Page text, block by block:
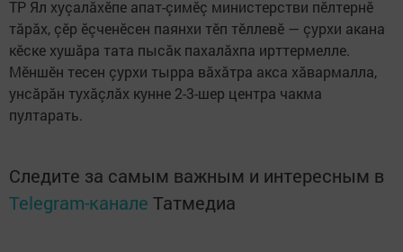
ТР Ял хуçалăхӗпе апат-çимӗç министерстви пӗлтернӗ
тăрăх, çӗр ӗçченӗсен паянхи тӗп тӗллевӗ — çурхи акана
кӗске хушăра тата пысăк пахалăхпа ирттермелле.
Мӗншӗн тесен çурхи тырра вăхăтра акса хăвармалла,
унсăрăн тухăçлăх кунне 2-3-шер центра чакма
пултарать.
Следите за самым важным и интересным в
Telegram-канале Татмедиа